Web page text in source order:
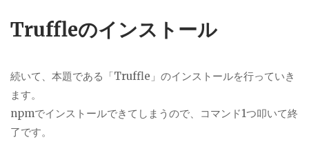
Truffleのインストール
続いて、本題である「Truffle」のインストールを行っていき
ます。
npmでインストールできてしまうので、コマンド1つ叩いて終
了です。